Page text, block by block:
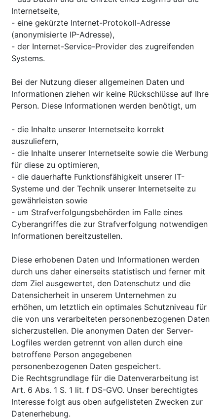
Internetseite,
- eine gekürzte Internet-Protokoll-Adresse
(anonymisierte IP-Adresse),
- der Internet-Service-Provider des zugreifenden
Systems.
Bei der Nutzung dieser allgemeinen Daten und
Informationen ziehen wir keine Rückschlüsse auf Ihre
Person. Diese Informationen werden benötigt, um
- die Inhalte unserer Internetseite korrekt
auszuliefern,
- die Inhalte unserer Internetseite sowie die Werbung
für diese zu optimieren,
- die dauerhafte Funktionsfähigkeit unserer IT-
Systeme und der Technik unserer Internetseite zu
gewährleisten sowie
- um Strafverfolgungsbehörden im Falle eines
Cyberangriffes die zur Strafverfolgung notwendigen
Informationen bereitzustellen.
Diese erhobenen Daten und Informationen werden
durch uns daher einerseits statistisch und ferner mit
dem Ziel ausgewertet, den Datenschutz und die
Datensicherheit in unserem Unternehmen zu
erhöhen, um letztlich ein optimales Schutzniveau für
die von uns verarbeiteten personenbezogenen Daten
sicherzustellen. Die anonymen Daten der Server-
Logfiles werden getrennt von allen durch eine
betroffene Person angegebenen
personenbezogenen Daten gespeichert.
Die Rechtsgrundlage für die Datenverarbeitung ist
Art. 6 Abs. 1 S. 1 lit. f DS-GVO. Unser berechtigtes
Interesse folgt aus oben aufgelisteten Zwecken zur
Datenerhebung.